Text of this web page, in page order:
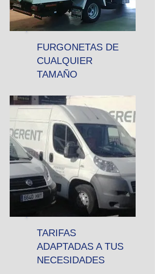
FURGONETAS DE
CUALQUIER
TAMAÑO
TARIFAS
ADAPTADAS A TUS
NECESIDADES